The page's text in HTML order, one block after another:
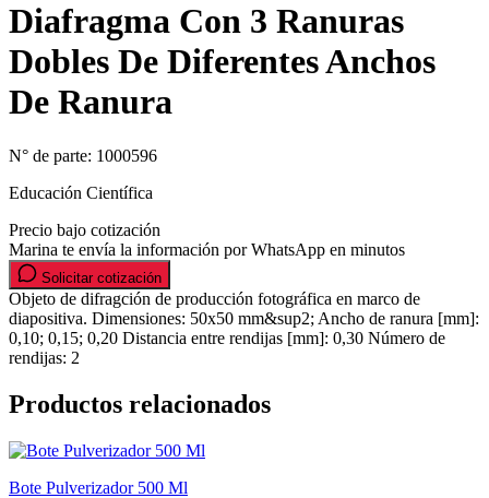
Diafragma Con 3 Ranuras
Dobles De Diferentes Anchos
De Ranura
N° de parte: 1000596
Educación Científica
Precio bajo cotización
Marina te envía la información por WhatsApp en minutos
Solicitar cotización
Objeto de difragción de producción fotográfica en marco de
diapositiva. Dimensiones: 50x50 mm&sup2; Ancho de ranura [mm]:
0,10; 0,15; 0,20 Distancia entre rendijas [mm]: 0,30 Número de
rendijas: 2
Productos relacionados
Bote Pulverizador 500 Ml